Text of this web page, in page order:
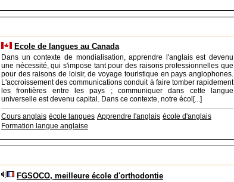
Ecole de langues au Canada
Dans un contexte de mondialisation, apprendre l'anglais est devenu
une nécessité, qui s'impose tant pour des raisons professionnelles que
pour des raisons de loisir, de voyage touristique en pays anglophones.
L'accroissement des communications conduit à faire tomber rapidement
les frontières entre les pays ; communiquer dans cette langue
universelle est devenu capital. Dans ce contexte, notre écol[...]
Cours anglais école langues Apprendre l'anglais école d'anglais
Formation langue anglaise
FGSOCO, meilleure école d'orthodontie